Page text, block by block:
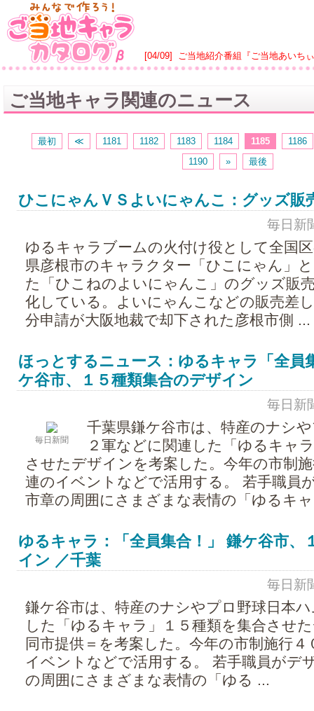
[04/09] ご当地紹介番組『ご当地あいち
ご当地キャラ関連のニュース
最初 ≪ 1181 1182 1183 1184 1185
1186
1190
» 最後
ひこにゃんＶＳよいにゃんこ：グッズ販
毎日新
ゆるキャラブームの火付け役として全国
県彦根市のキャラクター「ひこにゃん」
た「ひこねのよいにゃんこ」のグッズ販
化している。よいにゃんこなどの販売差
分申請が大阪地裁で却下された彦根市側 ...
ほっとするニュース：ゆるキャラ「全員
ケ谷市、１５種類集合のデザイン
毎日新
毎日新聞
千葉県鎌ケ谷市は、特産のナシ
２軍などに関連した「ゆるキャ
させたデザインを考案した。今年の市制
連のイベントなどで活用する。 若手職員
市章の周囲にさまざまな表情の「ゆるキ
ゆるキャラ：「全員集合！」 鎌ケ谷市、
イン ／千葉
毎日新
鎌ケ谷市は、特産のナシやプロ野球日本
した「ゆるキャラ」１５種類を集合させ
同市提供＝を考案した。今年の市制施行４
イベントなどで活用する。 若手職員がデ
の周囲にさまざまな表情の「ゆる ...